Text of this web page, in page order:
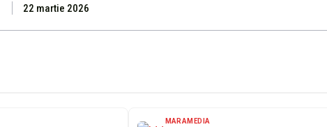
22 martie 2026
MARAMEDIA